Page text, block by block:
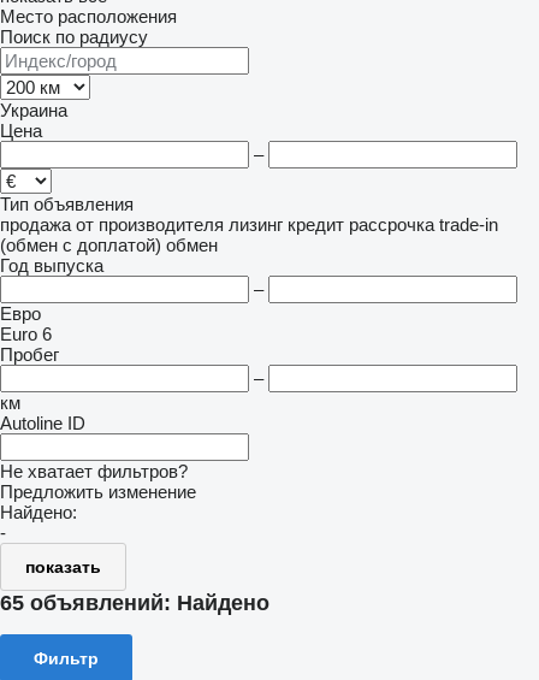
Место расположения
Поиск по радиусу
Украина
Цена
–
Тип объявления
продажа от производителя лизинг кредит рассрочка trade-in
(обмен с доплатой) обмен
Год выпуска
–
Евро
Euro 6
Пробег
–
км
Autoline ID
Не хватает фильтров?
Предложить изменение
Найдено:
-
показать
65 объявлений: Найдено
Фильтр